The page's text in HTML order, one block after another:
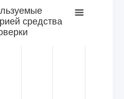
лабораторией
displaying categories.
displaying Кол-во в шт.. Range: 0
средства